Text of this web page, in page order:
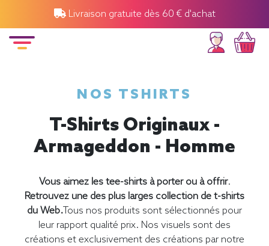
Livraison gratuite dès 60 € d'achat
NOS TSHIRTS
T-Shirts Originaux -
Armageddon - Homme
Vous aimez les tee-shirts à porter ou à offrir.
Retrouvez une des plus larges collection de t-shirts
du Web.Tous nos produits sont sélectionnés pour
leur rapport qualité prix. Nos visuels sont des
créations et exclusivement des créations par notre